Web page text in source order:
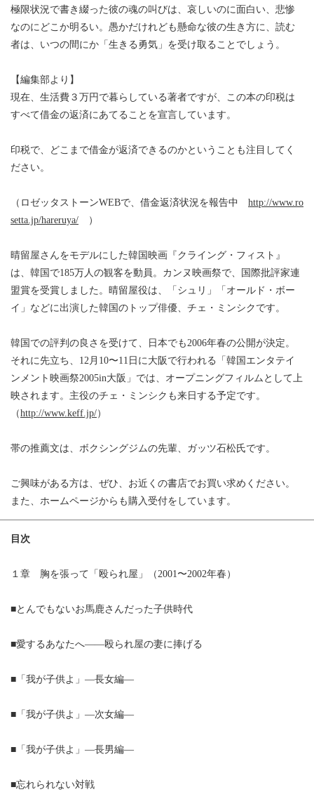
極限状況で書き綴った彼の魂の叫びは、哀しいのに面白い、悲惨
なのにどこか明るい。愚かだけれども懸命な彼の生き方に、読む
者は、いつの間にか「生きる勇気」を受け取ることでしょう。
【編集部より】
現在、生活費３万円で暮らしている著者ですが、この本の印税は
すべて借金の返済にあてることを宣言しています。
印税で、どこまで借金が返済できるのかということも注目してく
ださい。
（ロゼッタストーンWEBで、借金返済状況を報告中 http://www.ro
setta.jp/hareruya/ ）
晴留屋さんをモデルにした韓国映画『クライング・フィスト』
は、韓国で185万人の観客を動員。カンヌ映画祭で、国際批評家連
盟賞を受賞しました。晴留屋役は、「シュリ」「オールド・ボー
イ」などに出演した韓国のトップ俳優、チェ・ミンシクです。
韓国での評判の良さを受けて、日本でも2006年春の公開が決定。
それに先立ち、12月10〜11日に大阪で行われる「韓国エンタテイ
ンメント映画祭2005in大阪」では、オープニングフィルムとして上
映されます。主役のチェ・ミンシクも来日する予定です。
（http://www.keff.jp/）
帯の推薦文は、ボクシングジムの先輩、ガッツ石松氏です。
ご興味がある方は、ぜひ、お近くの書店でお買い求めください。
また、ホームページからも購入受付をしています。
目次
１章 胸を張って「殴られ屋」（2001〜2002年春）
■とんでもないお馬鹿さんだった子供時代
■愛するあなたへ——殴られ屋の妻に捧げる
■「我が子供よ」—長女編—
■「我が子供よ」—次女編—
■「我が子供よ」—長男編—
■忘れられない対戦